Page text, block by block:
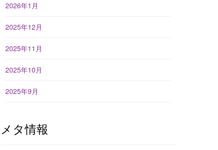
2026年1月
2025年12月
2025年11月
2025年10月
2025年9月
メタ情報